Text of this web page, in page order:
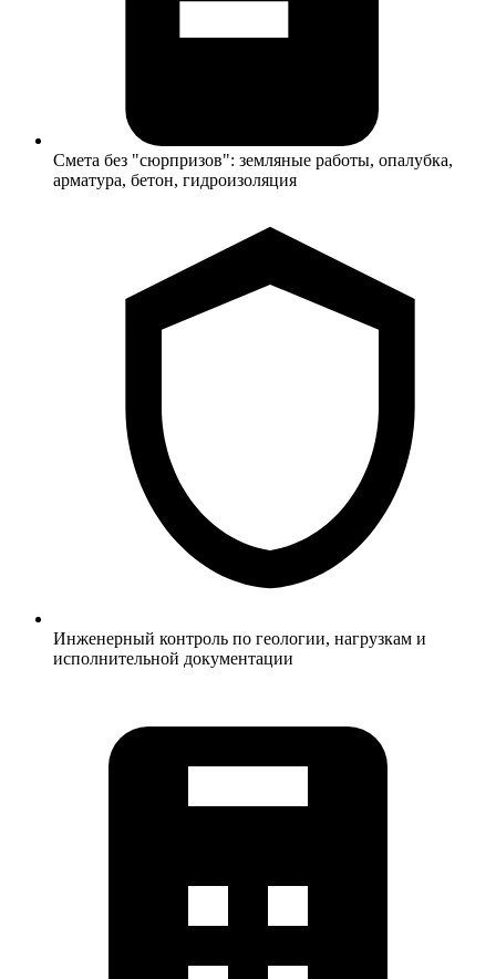
Смета без "сюрпризов": земляные работы, опалубка,
арматура, бетон, гидроизоляция
Инженерный контроль по геологии, нагрузкам и
исполнительной документации